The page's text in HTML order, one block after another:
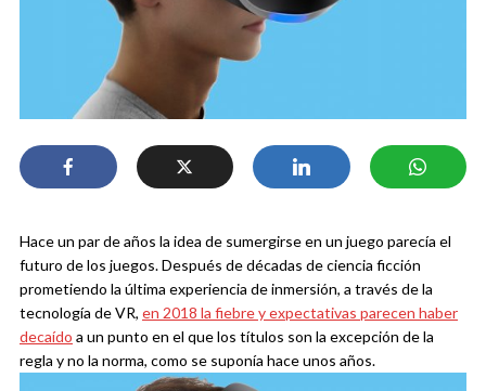
Hace un par de años la idea de sumergirse en un juego parecía el
futuro de los juegos. Después de décadas de ciencia ficción
prometiendo la última experiencia de inmersión, a través de la
tecnología de VR, en 2018 la fiebre y expectativas parecen haber
decaído a un punto en el que los títulos son la excepción de la
regla y no la norma, como se suponía hace unos años.